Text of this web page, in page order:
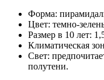
Форма:
Цвет: темно-
Размер в 10 лет:
Климатическая
Свет:
полутени.